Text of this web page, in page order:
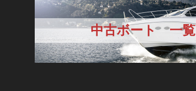
中古ボート 一覧